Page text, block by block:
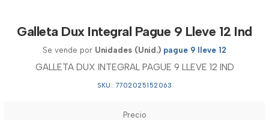
Galleta Dux Integral Pague 9 Lleve 12 Ind
Se vende por Unidades (Unid.) pague 9 lleve 12
GALLETA DUX INTEGRAL PAGUE 9 LLEVE 12 IND
SKU: 7702025152063
Precio